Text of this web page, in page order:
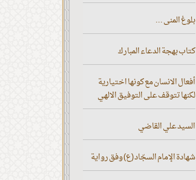
بلوغ المنى ...
كتاب بهجة الدعاء المبارك
أفعال الانسان مع كونها اختيارية
لكنها تتوقف على التوفيق الالهي
السيد علي القاضي
شهادة الإمام السجّاد (ع) وفق رواية